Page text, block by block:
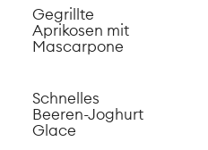
Gegrillte
Aprikosen mit
Mascarpone
Schnelles
Beeren-Joghurt
Glace